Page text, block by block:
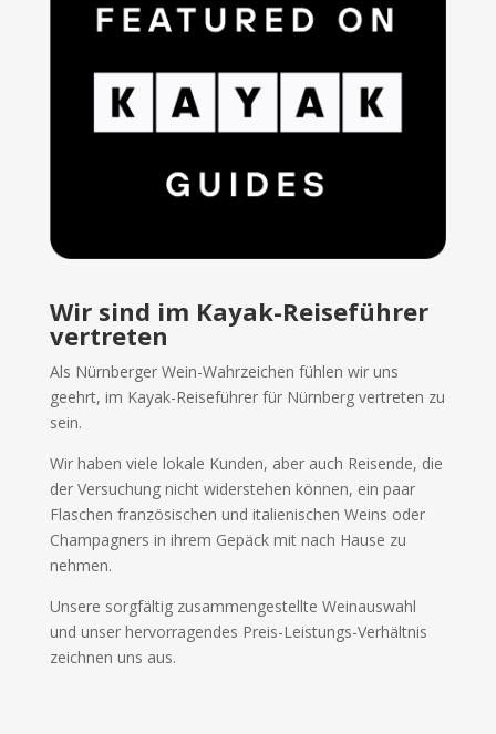
Wir sind im Kayak-Reiseführer
vertreten
Als Nürnberger Wein-Wahrzeichen fühlen wir uns
geehrt, im Kayak-Reiseführer für Nürnberg vertreten zu
sein.
Wir haben viele lokale Kunden, aber auch Reisende, die
der Versuchung nicht widerstehen können, ein paar
Flaschen französischen und italienischen Weins oder
Champagners in ihrem Gepäck mit nach Hause zu
nehmen.
Unsere sorgfältig zusammengestellte Weinauswahl
und unser hervorragendes Preis-Leistungs-Verhältnis
zeichnen uns aus.